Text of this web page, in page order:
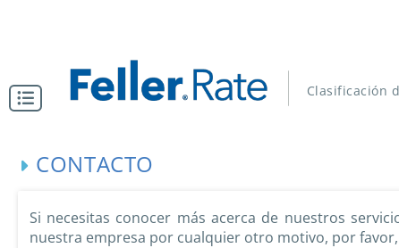
Clasificación
CONTACTO
Si necesitas conocer más acerca de nuestros
nuestra empresa por cualquier otro motivo, por